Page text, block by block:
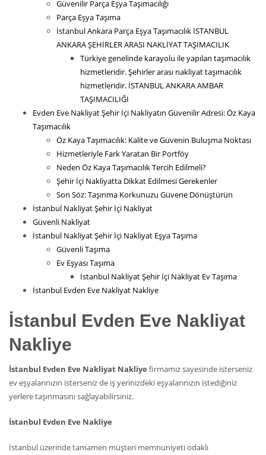
Güvenilir Parça Eşya Taşımacılığı
Parça Eşya Taşıma
İstanbul Ankara Parça Eşya Taşımacılık İSTANBUL
ANKARA ŞEHİRLER ARASI NAKLİYAT TAŞIMACILIK
Türkiye genelinde karayolu ile yapılan taşımacılık
hizmetleridir. Şehirler arası nakliyat taşımacılık
hizmetleridir. İSTANBUL ANKARA AMBAR
TAŞIMACILIĞI
Evden Eve Nakliyat Şehir İçi Nakliyatın Güvenilir Adresi: Öz Kaya
Taşımacılık
Öz Kaya Taşımacılık: Kalite ve Güvenin Buluşma Noktası
Hizmetleriyle Fark Yaratan Bir Portföy
Neden Öz Kaya Taşımacılık Tercih Edilmeli?
Şehir İçi Nakliyatta Dikkat Edilmesi Gerekenler
Son Söz: Taşınma Korkunuzu Güvene Dönüştürün
İstanbul Nakliyat Şehir İçi Nakliyat
Güvenli Nakliyat
İstanbul Nakliyat Şehir İçi Nakliyat Eşya Taşıma
Güvenli Taşıma
Ev Eşyası Taşıma
İstanbul Nakliyat Şehir İçi Nakliyat Ev Taşıma
İstanbul Evden Eve Nakliyat Nakliye
İstanbul Evden Eve Nakliyat
Nakliye
İstanbul Evden Eve Nakliyat Nakliye firmamız sayesinde isterseniz
ev eşyalarınızın isterseniz de iş yerinizdeki eşyalarınızın istediğiniz
yerlere taşınmasını sağlayabilirsiniz.
İstanbul Evden Eve Nakliye
İstanbul üzerinde tamamen müşteri memnuniyeti odaklı